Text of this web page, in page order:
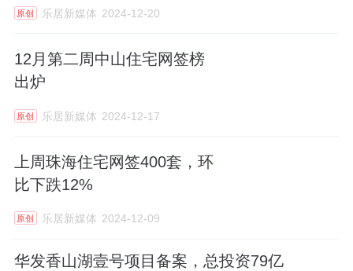
原创 乐居新媒体 2024-12-20
12月第二周中山住宅网签榜
出炉
原创 乐居新媒体 2024-12-17
上周珠海住宅网签400套，环
比下跌12%
原创 乐居新媒体 2024-12-09
华发香山湖壹号项目备案，总投资79亿